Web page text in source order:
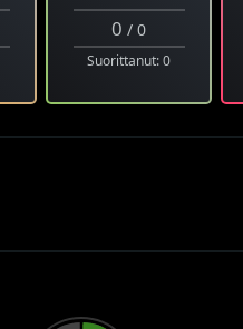
0 / 0
Suorittanut: 0